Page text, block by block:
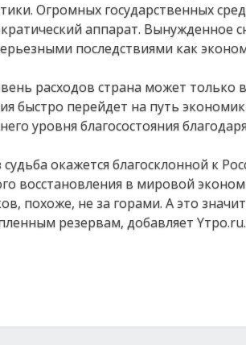
Огромных государственных
аппарат. Вынужденное
последствиями как
расходов страна может только
быстро перейдет на путь
уровня благосостояния
окажется благосклонной к
восстановления в мировой
похоже, не за горами. А это
резервам, добавляет Yтро.ru.